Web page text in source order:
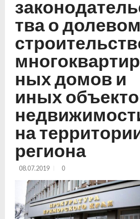
тва о долевом
многоквартир
ных домов и
иных
на
региона
08.07.2019 0